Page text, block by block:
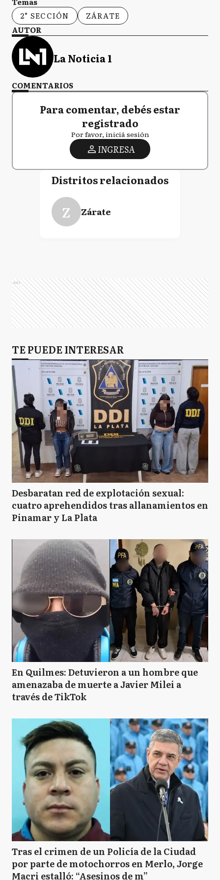
2° SECCIÓN
ZÁRATE
AUTOR
La Noticia 1
COMENTARIOS
Para comentar, debés estar
registrado
Por favor, iniciá sesión
INGRESA
Distritos relacionados
Z Zárate
Ads
TE PUEDE INTERESAR
Desbaratan red de explotación sexual:
cuatro aprehendidos tras allanamientos en
Pinamar y La Plata
En Quilmes: Detuvieron a un hombre que
amenazaba de muerte a Javier Milei a
través de TikTok
Tras el crimen de un Policía de la Ciudad
por parte de motochorros en Merlo, Jorge
Macri estalló: “Asesinos de m”